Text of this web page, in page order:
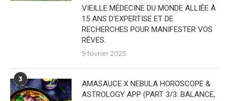
VIEILLE MÉDECINE DU MONDE ALLIÉE À
15 ANS D’EXPERTISE ET DE
RECHERCHES POUR MANIFESTER VOS
RÊVES.
9 février 2025
3
AMASAUCE X NEBULA HOROSCOPE &
ASTROLOGY APP (PART 3/3: BALANCE,